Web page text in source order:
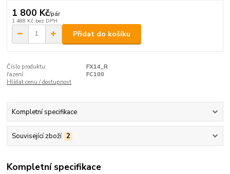
1 800 Kč/pár
1 488 Kč bez DPH
Přidat do košíku
Číslo produktu:
FX14_R
řazení:
FC100
Hlídat cenu / dostupnost
Kompletní specifikace
Související zboží 2
Kompletní specifikace